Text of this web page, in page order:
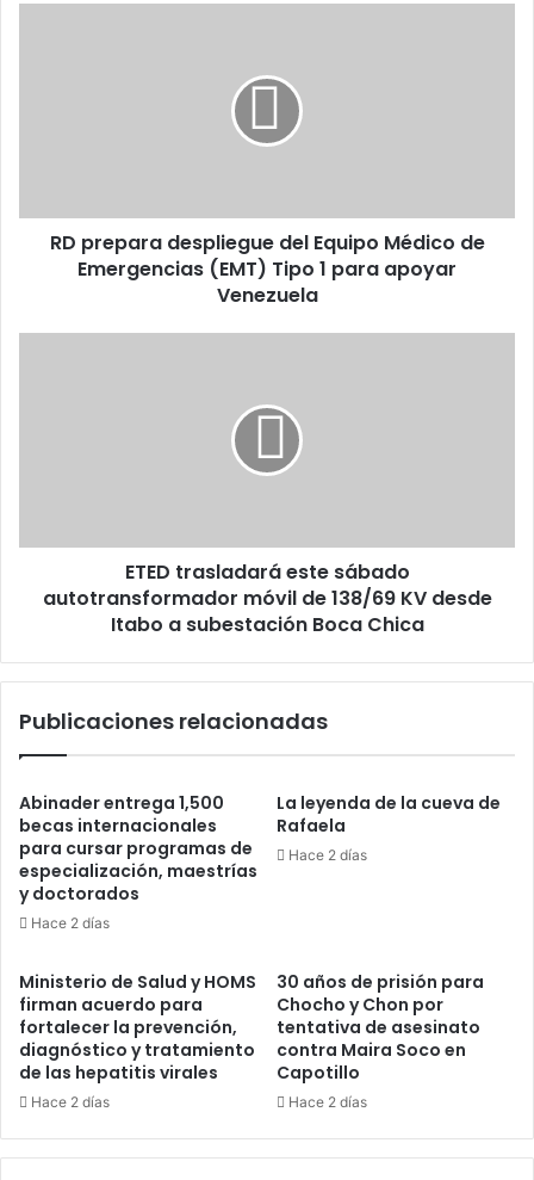
(EMT)
RD prepara despliegue del Equipo Médico de
Emergencias (EMT) Tipo 1 para apoyar
Venezuela
KV
Itabo
Boca
ETED trasladará este sábado
autotransformador móvil de 138/69 KV desde
Itabo a subestación Boca Chica
Publicaciones relacionadas
Abinader entrega 1,500
becas internacionales
para cursar programas de
especialización, maestrías
y doctorados
Hace 2 días
La leyenda de la cueva de
Rafaela
Hace 2 días
Ministerio de Salud y HOMS
firman acuerdo para
fortalecer la prevención,
diagnóstico y tratamiento
de las hepatitis virales
Hace 2 días
30 años de prisión para
Chocho y Chon por
tentativa de asesinato
contra Maira Soco en
Capotillo
Hace 2 días